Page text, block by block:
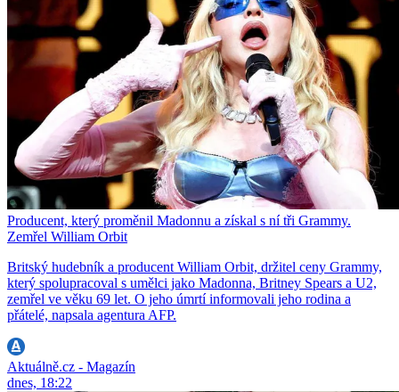
Producent, který proměnil Madonnu a získal s ní tři Grammy.
Zemřel William Orbit
Britský hudebník a producent William Orbit, držitel ceny Grammy,
který spolupracoval s umělci jako Madonna, Britney Spears a U2,
zemřel ve věku 69 let. O jeho úmrtí informovali jeho rodina a
přátelé, napsala agentura AFP.
Aktuálně.cz - Magazín
dnes, 18:22